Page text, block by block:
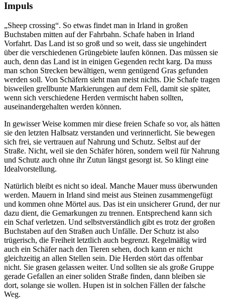
Impuls
„Sheep crossing“. So etwas findet man in Irland in großen
Buchstaben mitten auf der Fahrbahn. Schafe haben in Irland
Vorfahrt. Das Land ist so groß und so weit, dass sie ungehindert
über die verschiedenen Grüngebiete laufen können. Das müssen sie
auch, denn das Land ist in einigen Gegenden recht karg. Da muss
man schon Strecken bewältigen, wenn genügend Gras gefunden
werden soll. Von Schäfern sieht man meist nichts. Die Schafe tragen
bisweilen grellbunte Markierungen auf dem Fell, damit sie später,
wenn sich verschiedene Herden vermischt haben sollten,
auseinandergehalten werden können.
In gewisser Weise kommen mir diese freien Schafe so vor, als hätten
sie den letzten Halbsatz verstanden und verinnerlicht. Sie bewegen
sich frei, sie vertrauen auf Nahrung und Schutz. Selbst auf der
Straße. Nicht, weil sie den Schäfer hören, sondern weil für Nahrung
und Schutz auch ohne ihr Zutun längst gesorgt ist. So klingt eine
Idealvorstellung.
Natürlich bleibt es nicht so ideal. Manche Mauer muss überwunden
werden. Mauern in Irland sind meist aus Steinen zusammengefügt
und kommen ohne Mörtel aus. Das ist ein unsicherer Grund, der nur
dazu dient, die Gemarkungen zu trennen. Entsprechend kann sich
ein Schaf verletzen. Und selbstverständlich gibt es trotz der großen
Buchstaben auf den Straßen auch Unfälle. Der Schutz ist also
trügerisch, die Freiheit letztlich auch begrenzt. Regelmäßig wird
auch ein Schäfer nach den Tieren sehen, doch kann er nicht
gleichzeitig an allen Stellen sein. Die Herden stört das offenbar
nicht. Sie grasen gelassen weiter. Und sollten sie als große Gruppe
gerade Gefallen an einer soliden Straße finden, dann bleiben sie
dort, solange sie wollen. Hupen ist in solchen Fällen der falsche
Weg.